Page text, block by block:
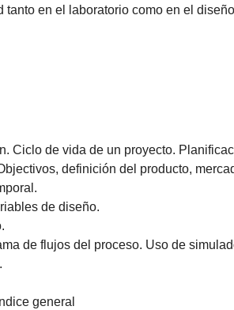
en el laboratorio como en el
Ciclo de vida de un proyecto.
definición del producto,
de diseño.
de flujos del proceso. Uso de
general